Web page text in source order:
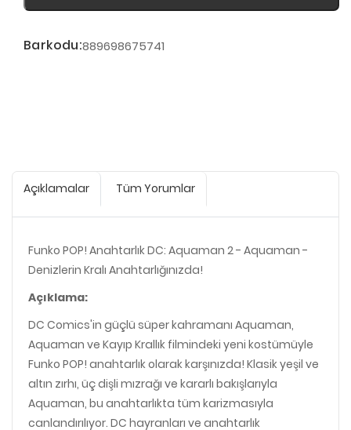
Barkodu:889698675741
Açıklamalar Tüm Yorumlar
Funko POP! Anahtarlık DC: Aquaman 2 - Aquaman -
Denizlerin Kralı Anahtarlığınızda!
Açıklama:
DC Comics'in güçlü süper kahramanı Aquaman,
Aquaman ve Kayıp Krallık filmindeki yeni kostümüyle
Funko POP! anahtarlık olarak karşınızda! Klasik yeşil ve
altın zırhı, üç dişli mızrağı ve kararlı bakışlarıyla
Aquaman, bu anahtarlıkta tüm karizmasıyla
canlandırılıyor. DC hayranları ve anahtarlık